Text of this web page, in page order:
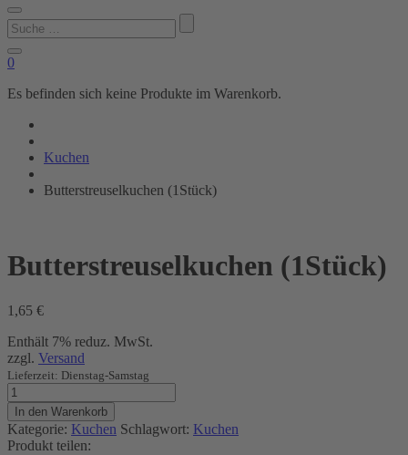
Suchen
nach:
0
Es befinden sich keine Produkte im Warenkorb.
Bräunig
Kuchen
Butterstreuselkuchen (1Stück)
Butterstreuselkuchen (1Stück)
1,65 €
Enthält 7% reduz. MwSt.
zzgl. Versand
Lieferzeit: Dienstag-Samstag
Butterstreuselkuchen
(1Stück)
Menge
In den Warenkorb
Kategorie: Kuchen Schlagwort: Kuchen
Produkt teilen: